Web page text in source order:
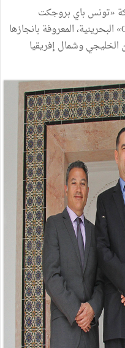
«تونس باي بروجكت
كومباني» وهي فرع من مجموعة «GFH» البحرينية، المعروفة بانجازها
وشمال إفريقيا